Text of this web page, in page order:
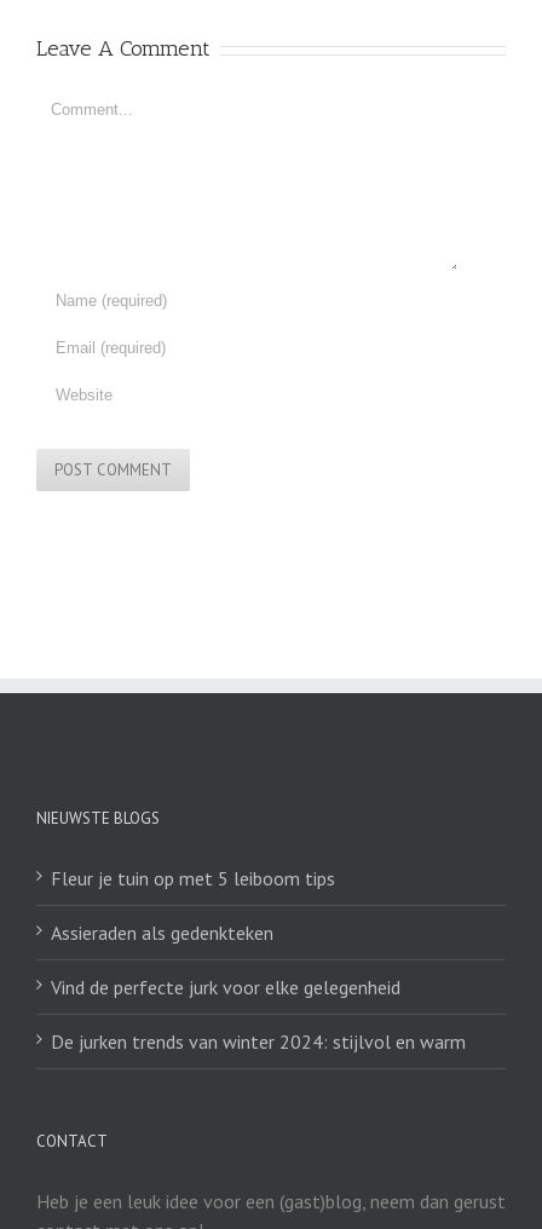
Leave A Comment
Comment
NIEUWSTE BLOGS
Fleur je tuin op met 5 leiboom tips
Assieraden als gedenkteken
Vind de perfecte jurk voor elke gelegenheid
De jurken trends van winter 2024: stijlvol en warm
CONTACT
Heb je een leuk idee voor een (gast)blog, neem dan gerust